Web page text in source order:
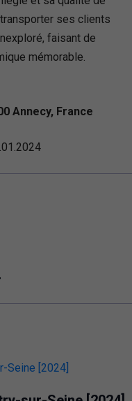
ses clients
faisant de
mémorable.
Annecy, France